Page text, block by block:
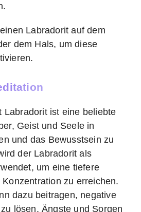
Labradorit auf dem
dem Hals, um diese
Labradorit ist eine beliebte
Geist und Seele in
und das Bewusstsein zu
der Labradorit als
um eine tiefere
zu erreichen.
dazu beitragen, negative
lösen, Ängste und Sorgen